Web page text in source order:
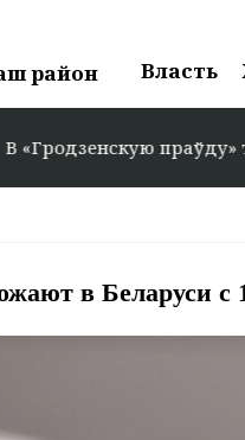
район Власть
праўду»
в Беларуси с